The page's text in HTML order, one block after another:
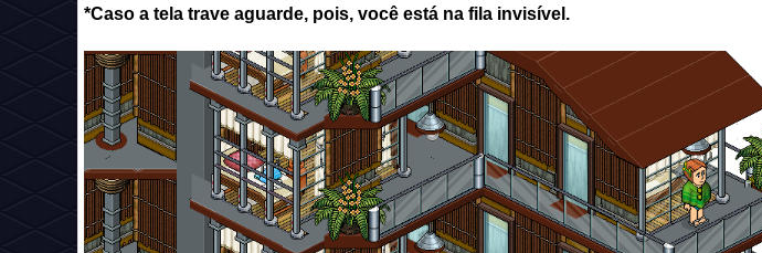
*Caso a tela trave aguarde, pois, você está na fila invisível.